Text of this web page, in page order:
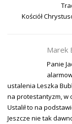
Kościół
Marek
Panie
ustalenia Leszka
na protestantyzm, w
Ustalił to na
Jeszcze nie tak